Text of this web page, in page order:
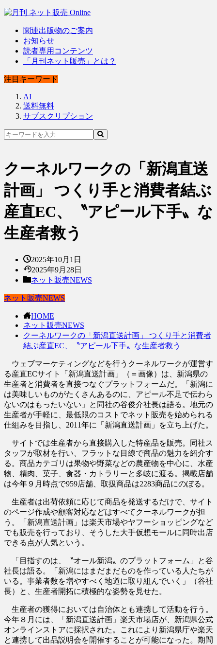
関連出版物のご案内
お知らせ
読者専用コンテンツ
「月刊ネット販売」とは？
注目キーワード
AI
送料無料
サブスクリプション
クーネルワークの「新潟直送
計画」 つくり手と消費者結ぶ
産直EC、〝アピール下手〟な
生産者救う
2025年10月1日
2025年9月28日
ネット販売NEWS
ネット販売NEWS
HOME
ネット販売NEWS
クーネルワークの「新潟直送計画」 つくり手と消費者
結ぶ産直EC、〝アピール下手〟な生産者救う
ウェブマーケティングなどを行うクーネルワークが運営す
る産直ECサイト「新潟直送計画」（＝画像）は、新潟県の
生産者と消費者を直接つなぐプラットフォームだ。「新潟に
は美味しいものがたくさんあるのに、アピール不足で伝わら
ないのはもったいない」と同社の谷俊介社長は語る。地元の
生産者が手軽に、最低限のコストでネット販売を始められる
仕組みを目指し、2011年に「新潟直送計画」を立ち上げた。
サイトでは生産者から直接購入した特産品を販売。同社ス
タッフが取材を行い、フラットな目線で商品の魅力を紹介す
る。商品カテゴリは果物や野菜などの農産物を中心に、水産
物、精肉、菓子、食器・カトラリーと多岐に渡る。掲載店舗
は今年９月時点で959店舗、取扱商品は2283商品にのぼる。
生産者は出荷依頼に応じて商品を発送するだけで、サイト
のページ作成や顧客対応などはすべてクーネルワークが担
う。「新潟直送計画」は楽天市場やヤフーショッピングなど
でも販売を行っており、そうした大手仮想モールに同時出店
できる点が人気という。
「目指すのは、〝オール新潟〟のプラットフォーム」と谷
社長は語る。「新潟にはまだまだものを作っている人たちが
いる。事業者数を増やすべく地道に取り組んでいく」（谷社
長）と、生産者開拓に積極的な姿勢を見せた。
生産者の獲得においては自治体とも連携して活動を行う。
今年８月には、「新潟直送計画」楽天市場店が、新潟県公式
オンラインストアに採択された。これにより新潟県庁や楽天
と連携して出品説明会を開催することが可能になった。期間